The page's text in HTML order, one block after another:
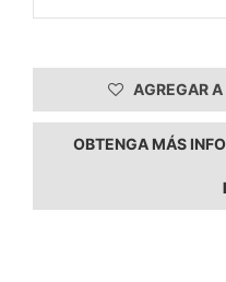
AGREGAR
OBTENGA MÁS